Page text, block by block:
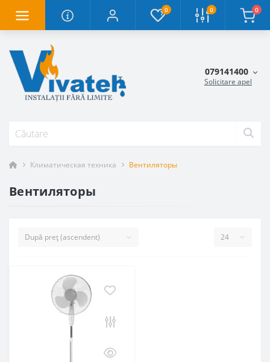
0 0 0
079141400
Solicitare apel
Климатическая техника Вентиляторы
Вентиляторы